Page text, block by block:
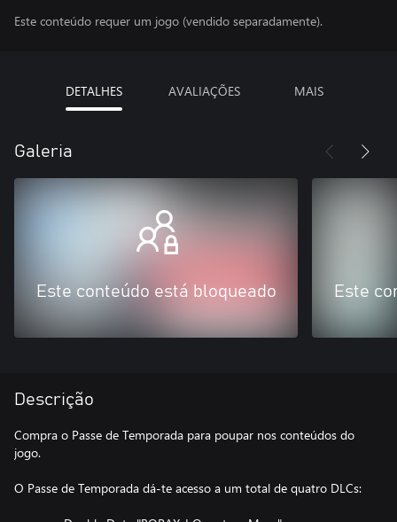
Este conteúdo requer um jogo (vendido separadamente).
DETALHES AVALIAÇÕES MAIS
Galeria
Este conteúdo está bloqueado Este
Descrição
Compra o Passe de Temporada para poupar nos conteúdos do
jogo.
O Passe de Temporada dá-te acesso a um total de quatro DLCs: